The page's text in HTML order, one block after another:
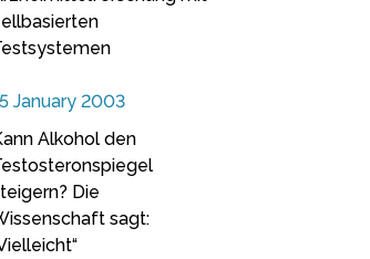
January 2003
Alkohol den
Die
sagt: